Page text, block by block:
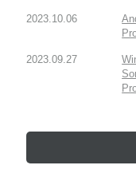
2023.10.06
2023.09.27